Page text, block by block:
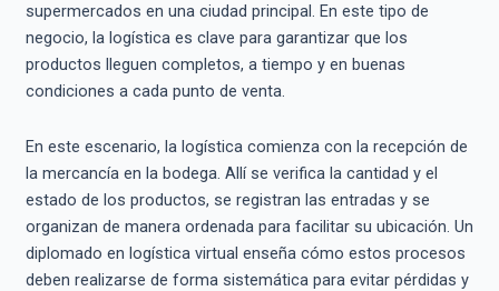
supermercados en una ciudad principal. En este tipo de
negocio, la logística es clave para garantizar que los
productos lleguen completos, a tiempo y en buenas
condiciones a cada punto de venta.
En este escenario, la logística comienza con la recepción de
la mercancía en la bodega. Allí se verifica la cantidad y el
estado de los productos, se registran las entradas y se
organizan de manera ordenada para facilitar su ubicación. Un
diplomado en logística virtual enseña cómo estos procesos
deben realizarse de forma sistemática para evitar pérdidas y